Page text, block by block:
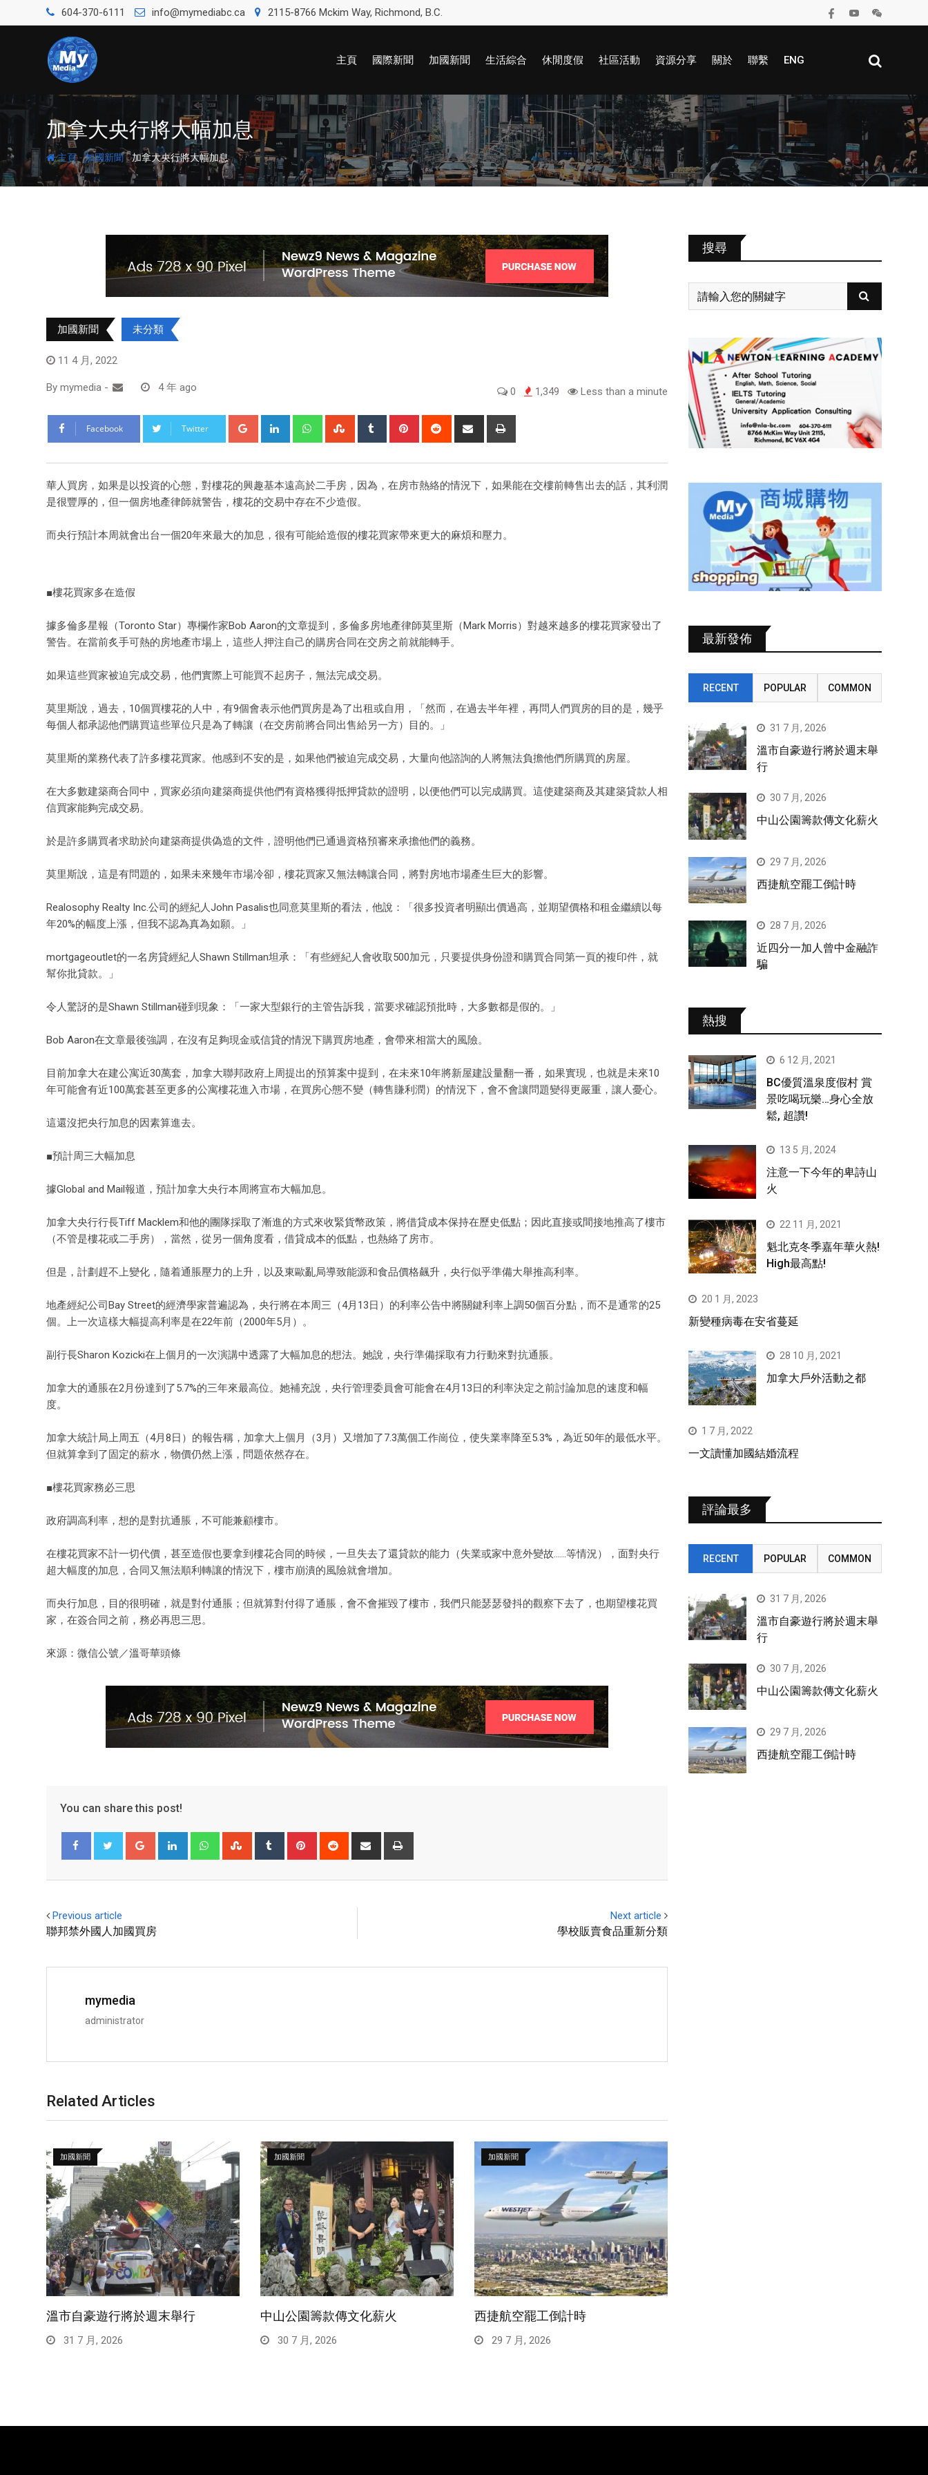
604-370-6111 info@mymediabc.ca 2115-8766 Mckim Way, Richmond, B.C.
主頁 國際新聞 加國新聞 生活綜合 休閒度假 社區活動 資源分享 關於 聯繫 ENG
加拿大央行將大幅加息
主頁-加國新聞-加拿大央行將大幅加息
加國新聞 未分類
11 4 月, 2022
By mymedia - 4 年 ago 0 1,349 Less than a minute
Facebook Twitter
華人買房，如果是以投資的心態，對樓花的興趣基本遠高於二手房，因為，在房市熱絡的情況下，如果能在交樓前轉售出去的話，其利潤
是很豐厚的，但一個房地產律師就警告，樓花的交易中存在不少造假。
而央行預計本周就會出台一個20年來最大的加息，很有可能給造假的樓花買家帶來更大的麻煩和壓力。
■樓花買家多在造假
據多倫多星報（Toronto Star）專欄作家Bob Aaron的文章提到，多倫多房地產律師莫里斯（Mark Morris）對越來越多的樓花買家發出了
警告。在當前炙手可熱的房地產市場上，這些人押注自己的購房合同在交房之前就能轉手。
如果這些買家被迫完成交易，他們實際上可能買不起房子，無法完成交易。
莫里斯說，過去，10個買樓花的人中，有9個會表示他們買房是為了出租或自用，「然而，在過去半年裡，再問人們買房的目的是，幾乎
每個人都承認他們購買這些單位只是為了轉讓（在交房前將合同出售給另一方）目的。」
莫里斯的業務代表了許多樓花買家。他感到不安的是，如果他們被迫完成交易，大量向他諮詢的人將無法負擔他們所購買的房屋。
在大多數建築商合同中，買家必須向建築商提供他們有資格獲得抵押貸款的證明，以便他們可以完成購買。這使建築商及其建築貸款人相
信買家能夠完成交易。
於是許多購買者求助於向建築商提供偽造的文件，證明他們已通過資格預審來承擔他們的義務。
莫里斯說，這是有問題的，如果未來幾年市場冷卻，樓花買家又無法轉讓合同，將對房地市場產生巨大的影響。
Realosophy Realty Inc.公司的經紀人John Pasalis也同意莫里斯的看法，他說：「很多投資者明顯出價過高，並期望價格和租金繼續以每
年20%的幅度上漲，但我不認為真為如願。」
mortgageoutlet的一名房貸經紀人Shawn Stillman坦承：「有些經紀人會收取500加元，只要提供身份證和購買合同第一頁的複印件，就
幫你批貸款。」
令人驚訝的是Shawn Stillman碰到現象：「一家大型銀行的主管告訴我，當要求確認預批時，大多數都是假的。」
Bob Aaron在文章最後強調，在沒有足夠現金或信貸的情況下購買房地產，會帶來相當大的風險。
目前加拿大在建公寓近30萬套，加拿大聯邦政府上周提出的預算案中提到，在未來10年將新屋建設量翻一番，如果實現，也就是未來10
年可能會有近100萬套甚至更多的公寓樓花進入市場，在買房心態不變（轉售賺利潤）的情況下，會不會讓問題變得更嚴重，讓人憂心。
這還沒把央行加息的因素算進去。
■預計周三大幅加息
據Global and Mail報道，預計加拿大央行本周將宣布大幅加息。
加拿大央行行長Tiff Macklem和他的團隊採取了漸進的方式來收緊貨幣政策，將借貸成本保持在歷史低點；因此直接或間接地推高了樓市
（不管是樓花或二手房），當然，從另一個角度看，借貸成本的低點，也熱絡了房市。
但是，計劃趕不上變化，隨着通脹壓力的上升，以及東歐亂局導致能源和食品價格飆升，央行似乎準備大舉推高利率。
地產經紀公司Bay Street的經濟學家普遍認為，央行將在本周三（4月13日）的利率公告中將關鍵利率上調50個百分點，而不是通常的25
個。上一次這樣大幅提高利率是在22年前（2000年5月）。
副行長Sharon Kozicki在上個月的一次演講中透露了大幅加息的想法。她說，央行準備採取有力行動來對抗通脹。
加拿大的通脹在2月份達到了5.7%的三年來最高位。她補充說，央行管理委員會可能會在4月13日的利率決定之前討論加息的速度和幅
度。
加拿大統計局上周五（4月8日）的報告稱，加拿大上個月（3月）又增加了7.3萬個工作崗位，使失業率降至5.3%，為近50年的最低水平。
但就算拿到了固定的薪水，物價仍然上漲，問題依然存在。
■樓花買家務必三思
政府調高利率，想的是對抗通脹，不可能兼顧樓市。
在樓花買家不計一切代價，甚至造假也要拿到樓花合同的時候，一旦失去了還貸款的能力（失業或家中意外變故……等情況），面對央行
超大幅度的加息，合同又無法順利轉讓的情況下，樓市崩潰的風險就會增加。
而央行加息，目的很明確，就是對付通脹；但就算對付得了通脹，會不會摧毀了樓市，我們只能瑟瑟發抖的觀察下去了，也期望樓花買
家，在簽合同之前，務必再思三思。
來源：微信公號／溫哥華頭條
You can share this post!
Previous article
聯邦禁外國人加國買房
Next article
學校販賣食品重新分類
mymedia
administrator
Related Articles
加國新聞
溫市自豪遊行將於週末舉行
31 7 月, 2026
加國新聞
中山公園籌款傳文化薪火
30 7 月, 2026
加國新聞
西捷航空罷工倒計時
29 7 月, 2026
搜尋
最新發佈
RECENT POPULAR COMMON
31 7 月, 2026
溫市自豪遊行將於週末舉
行
30 7 月, 2026
中山公園籌款傳文化薪火
29 7 月, 2026
西捷航空罷工倒計時
28 7 月, 2026
近四分一加人曾中金融詐
騙
熱搜
6 12 月, 2021
BC優質溫泉度假村 賞
景吃喝玩樂…身心全放
鬆, 超讚!
13 5 月, 2024
注意一下今年的卑詩山
火
22 11 月, 2021
魁北克冬季嘉年華火熱!
High最高點!
20 1 月, 2023
新變種病毒在安省蔓延
28 10 月, 2021
加拿大戶外活動之都
1 7 月, 2022
一文讀懂加國結婚流程
評論最多
RECENT POPULAR COMMON
31 7 月, 2026
溫市自豪遊行將於週末舉
行
30 7 月, 2026
中山公園籌款傳文化薪火
29 7 月, 2026
西捷航空罷工倒計時